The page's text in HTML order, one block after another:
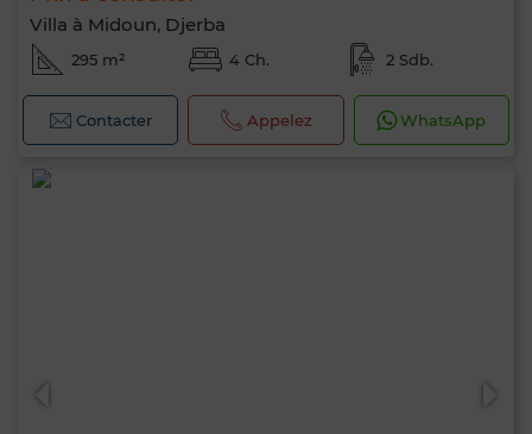
Villa à Midoun, Djerba
295 m² 4 Ch. 2 Sdb.
Contacter Appelez WhatsApp